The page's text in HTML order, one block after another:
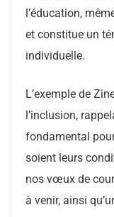
l’éducation,
et constitue un
individuelle.
L’exemple de
l’inclusion,
fondamental
soient leurs
nos vœux de
à venir, ainsi